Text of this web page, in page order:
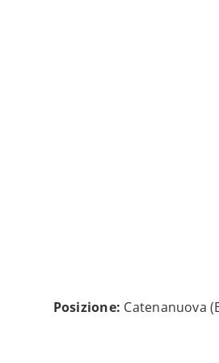
Posizione: Catenanuova